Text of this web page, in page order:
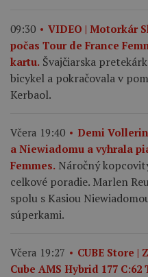
09:30
VIDEO | Motorkár
počas Tour de France
kartu. Švajčiarska
bicykel a pokračovala v
Kerbaol.
Včera 19:40
Demi
a Niewiadomu a vyhrala
Femmes. Náročný
celkové poradie. Marlen
spolu s Kasiou
súperkami.
Včera 19:27
CUBE Store
Cube AMS Hybrid 177